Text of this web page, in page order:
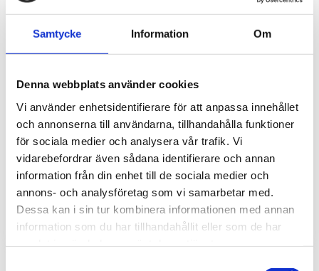
Samtycke Information Om
Denna webbplats använder cookies
Vi använder enhetsidentifierare för att anpassa innehållet
och annonserna till användarna, tillhandahålla funktioner
för sociala medier och analysera vår trafik. Vi
vidarebefordrar även sådana identifierare och annan
information från din enhet till de sociala medier och
annons- och analysföretag som vi samarbetar med.
Dessa kan i sin tur kombinera informationen med annan
information som du har tillhandahållit eller som de har
Standardantenn 2G/3G/4G
Antenn 2G/3G/4G för montering direkt på router.
75kr